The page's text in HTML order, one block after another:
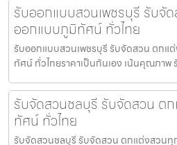
รับออกแบบสวนเพชรบุรี รับจั
ออกแบบภูมิทัศน์ ทั่วไทย
รับออกแบบสวนเพชรบุรี รับจัดสวน ตก
ทัศน์ ทั่วไทยราคาเป็นกันเอง เน้นคุณภาพ
รับจัดสวนชลบุรี รับจัดสวน ต
ทัศน์ ทั่วไทย
รับจัดสวนชลบุรี รับจัดสวน ตกแต่งสวน